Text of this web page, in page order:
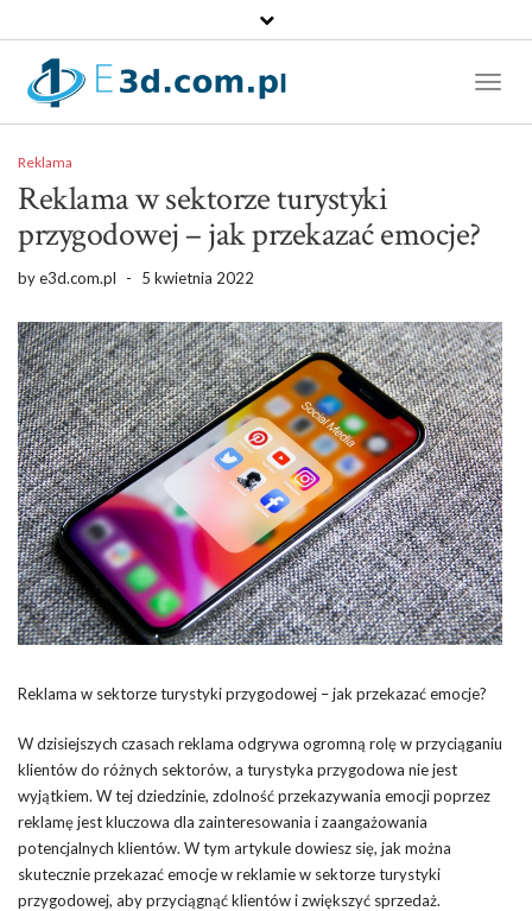
Reklama
Reklama w sektorze turystyki
przygodowej – jak przekazać emocje?
bye3d.com.pl - 5 kwietnia 2022
Reklama w sektorze turystyki przygodowej – jak przekazać emocje?
W dzisiejszych czasach reklama odgrywa ogromną rolę w przyciąganiu
klientów do różnych sektorów, a turystyka przygodowa nie jest
wyjątkiem. W tej dziedzinie, zdolność przekazywania emocji poprzez
reklamę jest kluczowa dla zainteresowania i zaangażowania
potencjalnych klientów. W tym artykule dowiesz się, jak można
skutecznie przekazać emocje w reklamie w sektorze turystyki
przygodowej, aby przyciągnąć klientów i zwiększyć sprzedaż.